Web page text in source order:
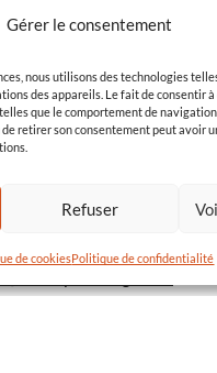
Gérer le consentement
nous utilisons des technologies
des appareils. Le fait de consentir
que le comportement de navigation
de retirer son consentement peut avoir
Refuser
de cookiesPolitique de confidentialité
ORIGINAL
86580 Vouneuil-